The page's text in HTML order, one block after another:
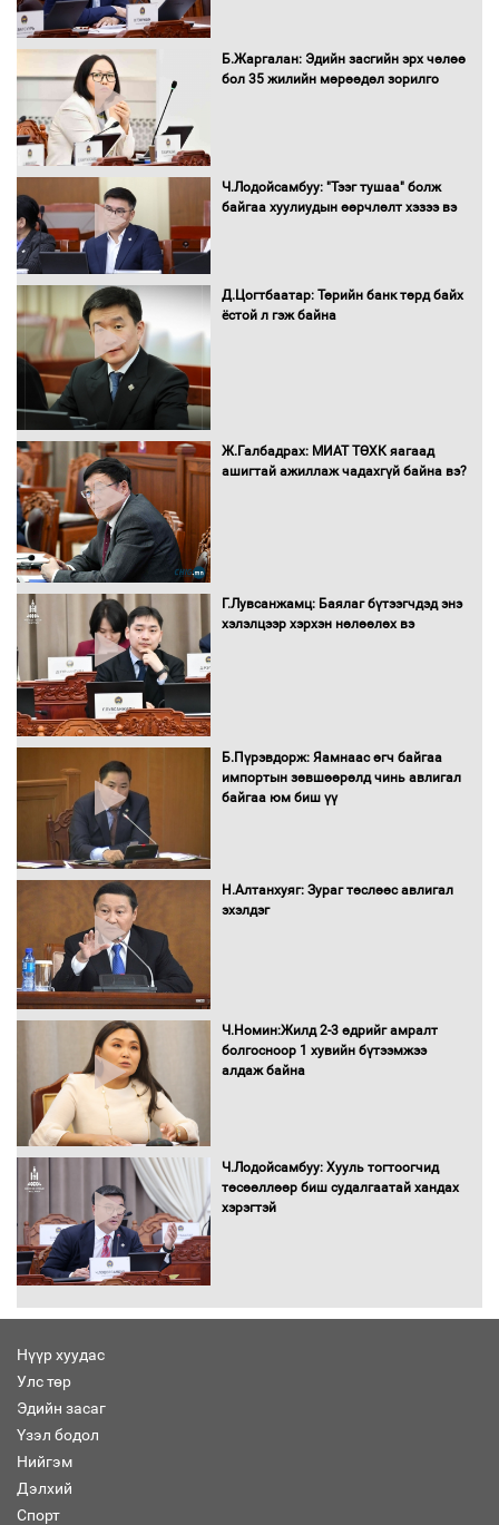
Нөөцийн махны худалдаа,
борлуулалтыг нээлттэй ил тод
Монгол Улс “COP17”-д “Тал хээрийн
төлөвлөгөө”-гөө танилцуулна
16 төрлийн эмийг нэг эх үүсвэрээс
Бүх шатанд хэмнэлтийн горимд
шилжиж, найр наадам, зөвлөгөөн,
орчныг бүрдүүллээ
баримт
Б.Жаргалан: Эдийн засгийн эрх чөлөө
бол 35 жилийн мөрөөдөл зорилго
Ч.Лодойсамбуу: "Тээг тушаа" болж
байгаа хуулиудын өөрчлөлт хэзээ вэ
Д.Цогтбаатар: Төрийн банк төрд байх
ёстой л гэж байна
Ж.Галбадрах: МИАТ ТӨХК яагаад
ашигтай ажиллаж чадахгүй байна вэ?
Г.Лувсанжамц: Баялаг бүтээгчдэд энэ
хэлэлцээр хэрхэн нөлөөлөх вэ
Б.Пүрэвдорж: Яамнаас өгч байгаа
импортын зөвшөөрөлд чинь авлигал
байгаа юм биш үү
Н.Алтанхуяг: Зураг төслөөс авлигал
эхэлдэг
Ч.Номин:Жилд 2-3 өдрийг амралт
болгосноор 1 хувийн бүтээмжээ
алдаж байна
Ч.Лодойсамбуу: Хууль тогтоогчид
төсөөллөөр биш судалгаатай хандах
хэрэгтэй
Нүүр хуудас
Улс төр
Эдийн засаг
Үзэл бодол
Нийгэм
Дэлхий
Спорт